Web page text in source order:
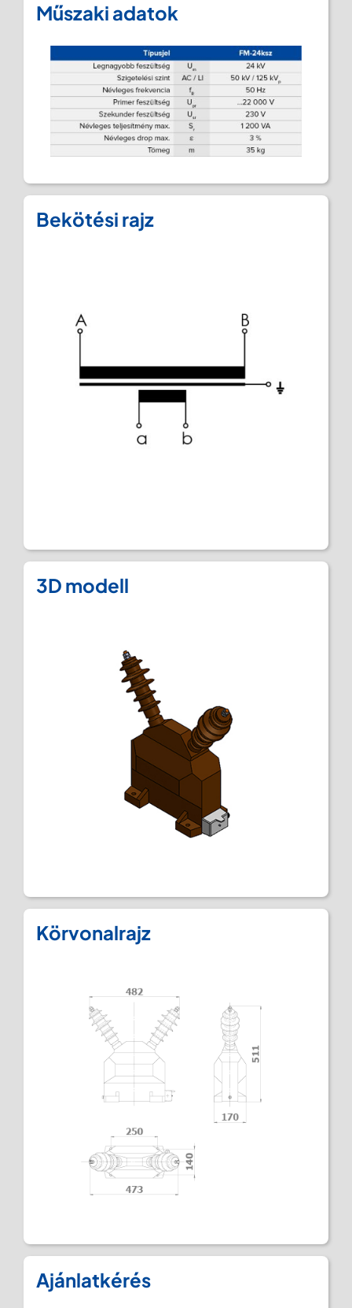
Műszaki adatok
Bekötési rajz
3D modell
Körvonalrajz
Ajánlatkérés